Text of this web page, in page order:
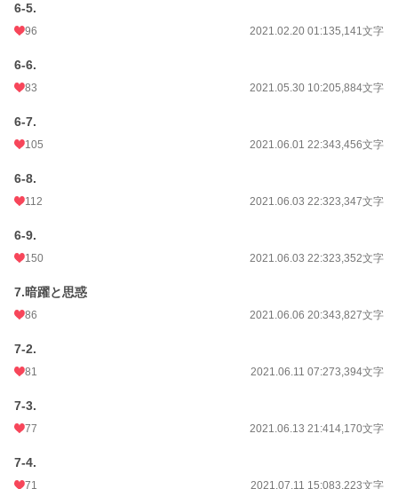
6-5.
96 2021.02.20 01:135,141文字
6-6.
83 2021.05.30 10:205,884文字
6-7.
105 2021.06.01 22:343,456文字
6-8.
112 2021.06.03 22:323,347文字
6-9.
150 2021.06.03 22:323,352文字
7.暗躍と思惑
86 2021.06.06 20:343,827文字
7-2.
81 2021.06.11 07:273,394文字
7-3.
77 2021.06.13 21:414,170文字
7-4.
71 2021.07.11 15:083,223文字